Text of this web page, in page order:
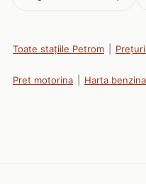
Toate stațiile Petrom
Pret motorina Harta